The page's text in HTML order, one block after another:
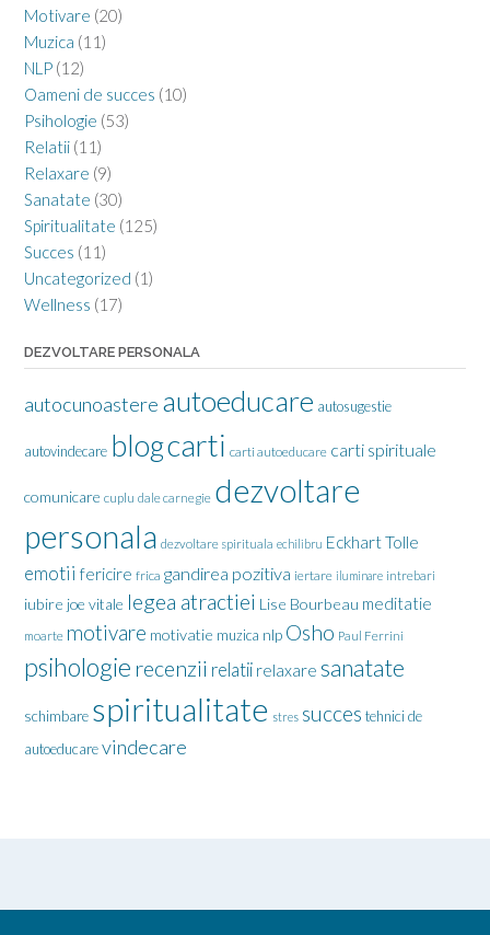
Motivare (20)
Muzica (11)
NLP (12)
Oameni de succes (10)
Psihologie (53)
Relatii (11)
Relaxare (9)
Sanatate (30)
Spiritualitate (125)
Succes (11)
Uncategorized (1)
Wellness (17)
DEZVOLTARE PERSONALA
autocunoastere autoeducare autosugestie
autovindecare blogcarti carti autoeducare carti spirituale
comunicare cuplu dale carnegie dezvoltare
personala dezvoltare spirituala echilibru Eckhart Tolle
emotii fericire frica gandirea pozitiva iertare iluminare intrebari
iubire joe vitale legea atractiei Lise Bourbeau meditatie
moarte motivare motivatie muzica nlp Osho Paul Ferrini
psihologie recenzii relatii relaxare sanatate
schimbare spiritualitate stres succes tehnici de
autoeducarevindecare